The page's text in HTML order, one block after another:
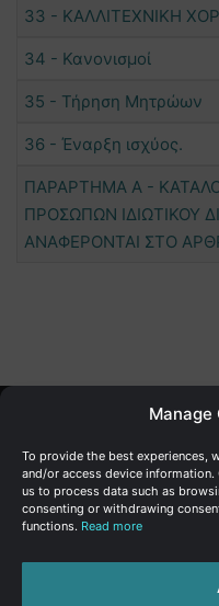
Manage
To provide the best experiences,
and/or access device
us to process data such as
consenting or withdrawing
functions. Read more
33 - ΚΑΛΛΙΤΕΧΝΙΚΗ
34 - Κανονισμοί
35 - Τήρηση Μητρώων
36 - Έναρξη ισχύος.
ΠΑΡΑΡΤΗΜΑ Α -
ΠΡΟΣΩΠΩΝ ΙΔΙΩΤΙΚΟΥ
ΑΝΑΦΕΡΟΝΤΑΙ ΣΤΟ
Γενική Διεύθυνση
Υπουργείο
Ιστ: